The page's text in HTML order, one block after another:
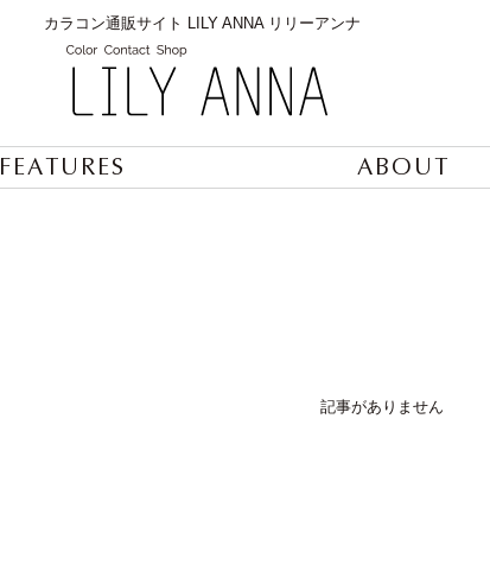
カラコン通販サイト LILY ANNA リリーアンナ
FEATURES ABOUT
記事がありません